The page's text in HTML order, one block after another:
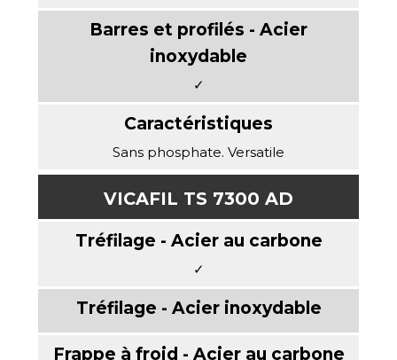
✓
Sans phosphate. Versatile
VICAFIL TS 7300 AD
✓